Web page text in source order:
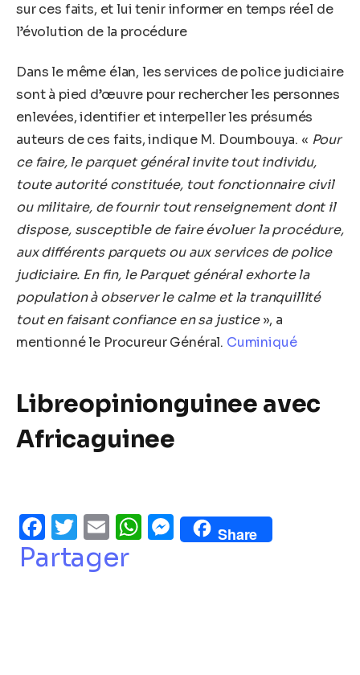
sur ces faits, et lui tenir informer en temps réel de
l’évolution de la procédure
Dans le même élan, les services de police judiciaire
sont à pied d’œuvre pour rechercher les personnes
enlevées, identifier et interpeller les présumés
auteurs de ces faits, indique M. Doumbouya. « Pour
ce faire, le parquet général invite tout individu,
toute autorité constituée, tout fonctionnaire civil
ou militaire, de fournir tout renseignement dont il
dispose, susceptible de faire évoluer la procédure,
aux différents parquets ou aux services de police
judiciaire. En fin, le Parquet général exhorte la
population à observer le calme et la tranquillité
tout en faisant confiance en sa justice», a
mentionné le Procureur Général. Cuminiqué
Libreopinionguinee avec
Africaguinee
Facebook
Twitter
EmailWhatsApp
Messenger
Share
Partager